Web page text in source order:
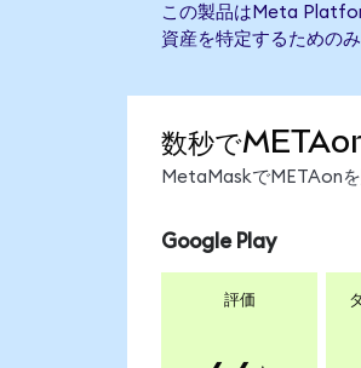
この製品はMeta
資産を特定するための
数秒で
MetaMaskでMETAon
Google Play
評価